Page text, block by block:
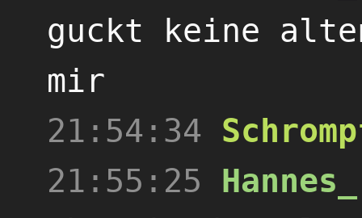
guckt keine
mir
21:54:34
21:55:25
Hannes_